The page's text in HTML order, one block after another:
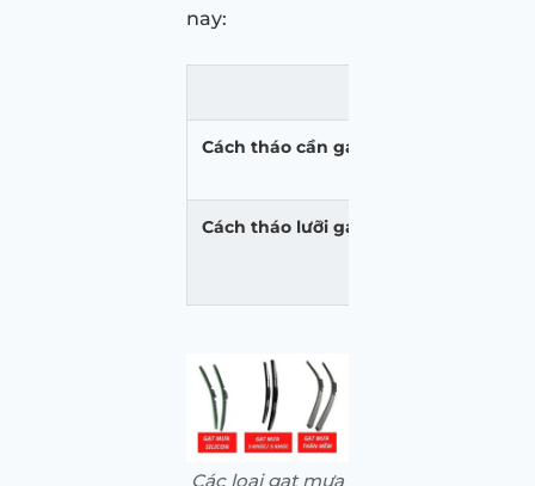
nay:
Cách tháo cần gạt mưa
Cách tháo lưỡi gạt mưa
Các loại gạt mưa